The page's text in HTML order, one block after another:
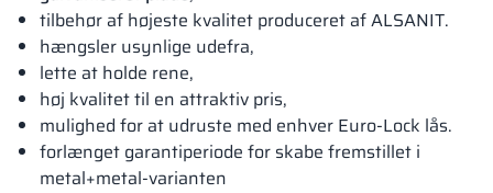
tilbehør af højeste kvalitet produceret af ALSANIT.
hængsler usynlige udefra,
lette at holde rene,
høj kvalitet til en attraktiv pris,
mulighed for at udruste med enhver Euro-Lock lås.
forlænget garantiperiode for skabe fremstillet i
metal+metal-varianten